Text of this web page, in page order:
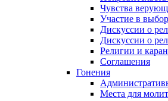
Чувства
Участие в
Дискуссии о
Дискуссии о
Религии и
Соглашения
Гонения
Места для